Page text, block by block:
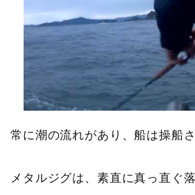
常に潮の流れがあり、船は操船
メタルジグは、素直に真っ直ぐ